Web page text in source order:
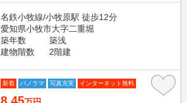
名鉄小牧線/小牧原駅 徒歩12分
愛知県小牧市大字二重堀
築年数
築浅
建物階数
2階建
新着 パノラマ 写真充実 インターネット無料